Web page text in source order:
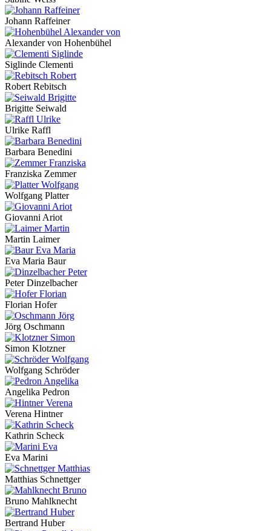
Johann Raffeiner
Alexander von Hohenbühel
Siglinde Clementi
Robert Rebitsch
Brigitte Seiwald
Ulrike Raffl
Barbara Benedini
Franziska Zemmer
Wolfgang Platter
Giovanni Ariot
Martin Laimer
Eva Maria Baur
Peter Dinzelbacher
Florian Hofer
Jörg Oschmann
Simon Klotzner
Wolfgang Schröder
Angelika Pedron
Verena Hintner
Kathrin Scheck
Eva Marini
Matthias Schnettger
Bruno Mahlknecht
Bertrand Huber